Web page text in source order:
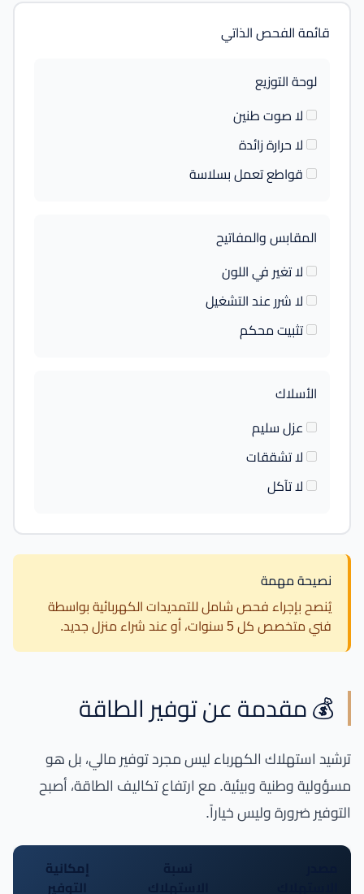
قائمة الفحص الذاتي
لوحة التوزيع
لا صوت طنين
لا حرارة زائدة
قواطع تعمل بسلاسة
المقابس والمفاتيح
لا تغير في اللون
لا شرر عند التشغيل
تثبيت محكم
الأسلاك
عزل سليم
لا تشققات
لا تآكل
نصيحة مهمة
يُنصح بإجراء فحص شامل للتمديدات الكهربائية بواسطة
فني متخصص كل 5 سنوات، أو عند شراء منزل جديد.
💰 مقدمة عن توفير الطاقة
ترشيد استهلاك الكهرباء ليس مجرد توفير مالي، بل هو
مسؤولية وطنية وبيئية. مع ارتفاع تكاليف الطاقة، أصبح
التوفير ضرورة وليس خياراً.
إمكانية
التوفير